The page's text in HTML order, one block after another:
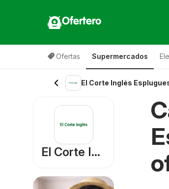
Ofertero
Ofertas Supermercados
El Corte Inglés
El Corte Inglés